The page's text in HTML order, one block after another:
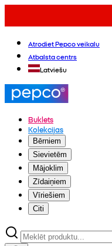
Atrodiet Pepco veikalu
Atbalsta centrs
Latviešu
Buklets
Kolekcijas
Bērniem
Sievietēm
Mājoklim
Zīdaiņiem
Vīriešiem
Citi